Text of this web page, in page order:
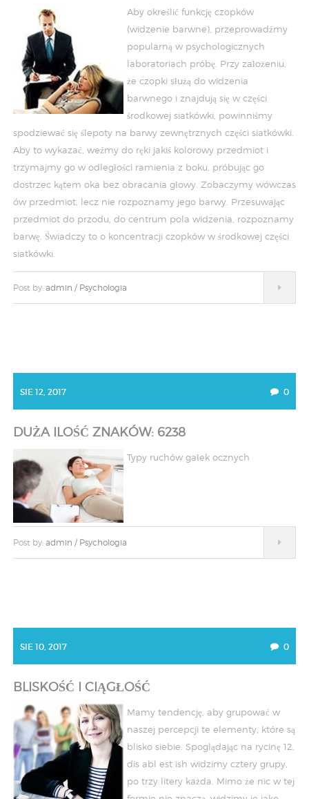
Aby określić funkcję czopków
(widzenie barwne), przeprowadźmy
popularną w psychologicznych
laboratoriach próbę. Przy założeniu,
że czopki służą do widzenia
barwnego i znajdują się w części
środkowej siatkówki, powinniśmy
spodziewać się ślepoty na barwy zewnętrznych części siatkówki.
Aby to wykazać, weźmy do ręki jakiś kolorowy przedmiot i
trzymajmy go w odległości ramienia z boku, próbując go
dostrzec kątem oka bez obracania głowy. Zobaczymy wówczas
ów przedmiot, lecz nie rozpoznamy jego barwy. Przesuwając
przedmiot do przodu, do centrum pola widzenia, rozpoznamy
barwę. Świadczy to o koncentracji czopków w środkowej części
siatkówki.
Post by: admin / Psychologia
SIE 12, 2017 0
DUŻA ILOŚĆ ZNAKÓW: 6238
Typy ruchów gałek ocznych
Post by: admin / Psychologia
SIE 10, 2017 0
BLISKOŚĆ I CIĄGŁOŚĆ
Mamy tendencję, aby grupować w
naszej percepcji te elementy, które są
blisko siebie. Spoglądając na rycinę 12,
dis abl est ish widzimy cztery grupy,
po trzy litery każda. Mimo że nic w tej